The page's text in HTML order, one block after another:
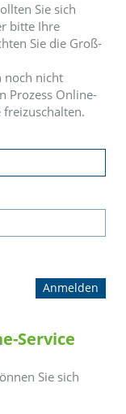
Sie sich
bitte Ihre
Sie die Groß-
noch nicht
Prozess Online-
freizuschalten.
Service
Sie sich